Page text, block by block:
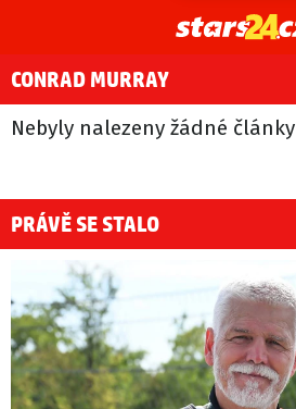
CONRAD MURRAY
Nebyly nalezeny žádné články
PRÁVĚ SE STALO